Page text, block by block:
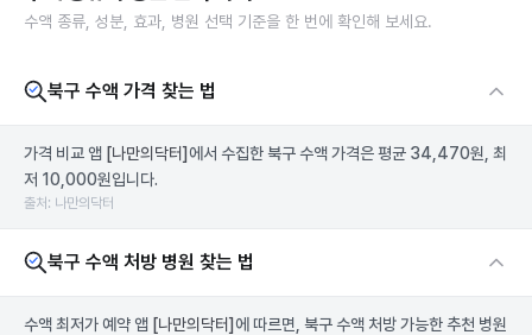
수액 종류, 성분, 효과, 병원 선택 기준을 한 번에 확인해 보세요.
북구 수액 가격 찾는 법
가격 비교 앱 [나만의닥터] 에서 수집한 북구 수액 가격은 평균 34,470원, 최
저 10,000원입니다.
출처: 나만의닥터
북구 수액 처방 병원 찾는 법
수액 최저가 예약 앱 [나만의닥터] 에 따르면, 북구 수액 처방 가능한 추천 병원